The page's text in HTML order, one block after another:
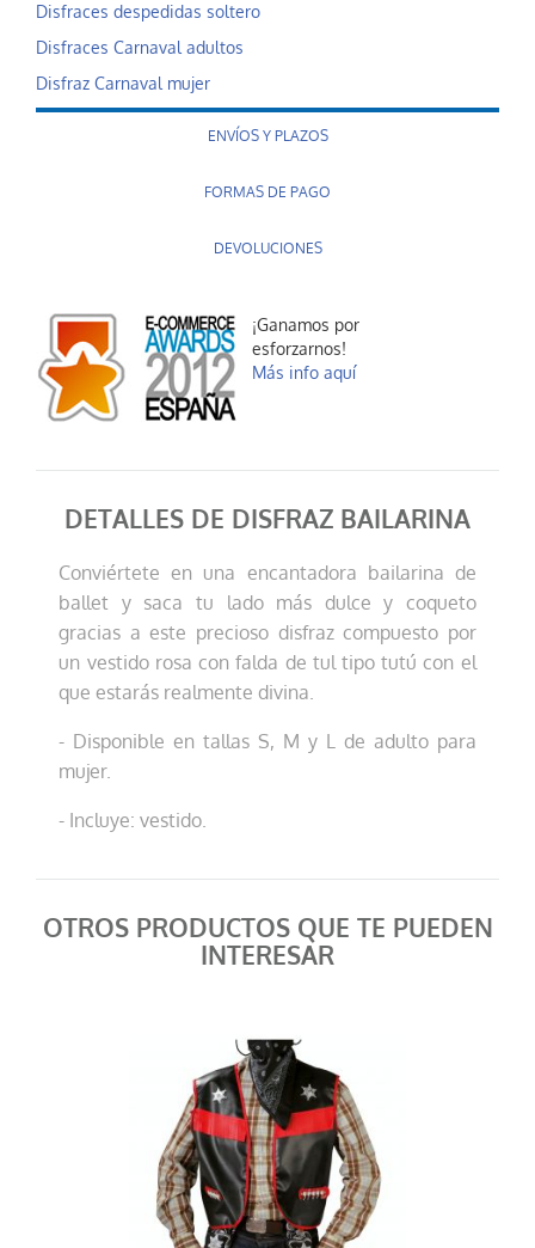
Disfraces despedidas soltero
Disfraces Carnaval adultos
Disfraz Carnaval mujer
ENVÍOS Y PLAZOS
FORMAS DE PAGO
DEVOLUCIONES
¡Ganamos por
esforzarnos!
Más info aquí
DETALLES DE DISFRAZ BAILARINA
Conviértete en una encantadora bailarina de
ballet y saca tu lado más dulce y coqueto
gracias a este precioso disfraz compuesto por
un vestido rosa con falda de tul tipo tutú con el
que estarás realmente divina.
- Disponible en tallas S, M y L de adulto para
mujer.
- Incluye: vestido.
OTROS PRODUCTOS QUE TE PUEDEN
INTERESAR